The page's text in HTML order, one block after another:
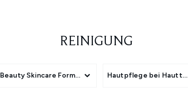
REINIGUNG
Beauty Skincare Format Hautpflege bei Hauttyp